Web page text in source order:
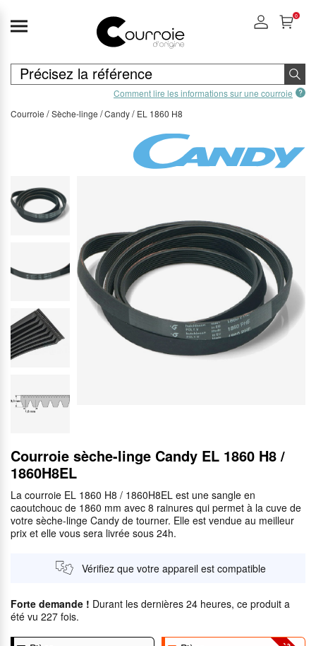
Comment lire les informations sur une courroie
0
Courroie Sèche-linge Candy EL 1860 H8
Courroie sèche-linge Candy EL 1860 H8 /
1860H8EL
La courroie EL 1860 H8 / 1860H8EL est une sangle en
caoutchouc de 1860 mm avec 8 rainures qui permet à la cuve de
votre sèche-linge Candy de tourner. Elle est vendue au meilleur
prix et elle vous sera livrée sous 24h.
Vérifiez que votre appareil est compatible
Forte demande ! Durant les dernières 24 heures, ce produit a
été vu 227 fois.